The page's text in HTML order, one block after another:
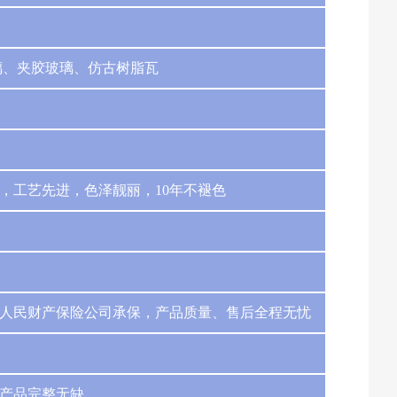
夹胶玻璃、仿古树脂瓦
工艺先进，色泽靓丽，10年不褪色
民财产保险公司承保，产品质量、售后全程无忧